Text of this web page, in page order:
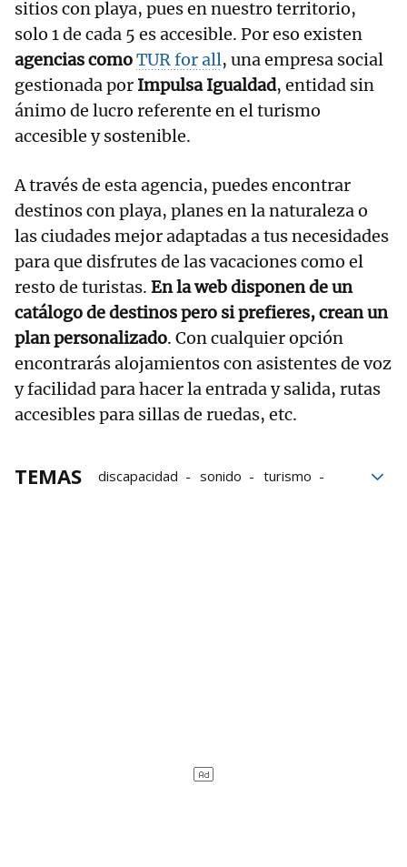
sitios con playa, pues en nuestro territorio,
solo 1 de cada 5 es accesible. Por eso existen
agencias comoTUR for all, una empresa social
gestionada por Impulsa Igualdad, entidad sin
ánimo de lucro referente en el turismo
accesible y sostenible.
A través de esta agencia, puedes encontrar
destinos con playa, planes en la naturaleza o
las ciudades mejor adaptadas a tus necesidades
para que disfrutes de las vacaciones como el
resto de turistas. En la web disponen de un
catálogo de destinos pero si prefieres, crean un
plan personalizado. Con cualquier opción
encontrarás alojamientos con asistentes de voz
y facilidad para hacer la entrada y salida, rutas
accesibles para sillas de ruedas, etc.
TEMAS discapacidad sonido
turismo